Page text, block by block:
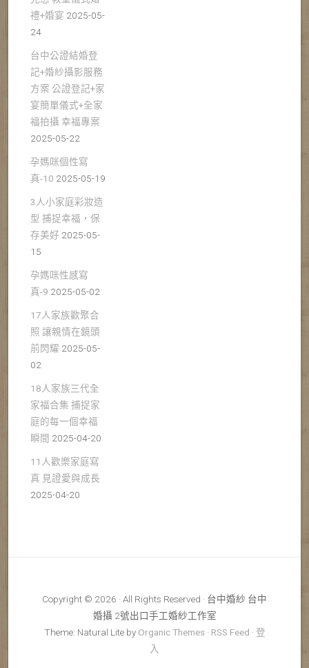
禮+婚宴 2025-05-
24
台中公證結婚登
記+婚紗攝影服務
方案 公證登記+家
宴簡單儀式+全家
福拍攝 幸福專案
2025-05-22
孕媽咪個性寫
真-10 2025-05-19
3人小家庭彩妝造
型 捕捉幸福，保
存美好 2025-05-
15
孕媽咪性感寫
真-9 2025-05-02
17人家族歡聚合
照 讓親情在鏡頭
前閃耀 2025-05-
02
18人家族三代全
家福合集 捕捉家
庭的每一個幸福
瞬間 2025-04-20
11人歡樂家庭寫
真 見證愛與成長
2025-04-20
Copyright © 2026 · All Rights Reserved · 台中婚紗 台中
婚攝 2號出口手工婚紗工作室
Theme: Natural Lite by Organic Themes· RSS Feed · 登
入